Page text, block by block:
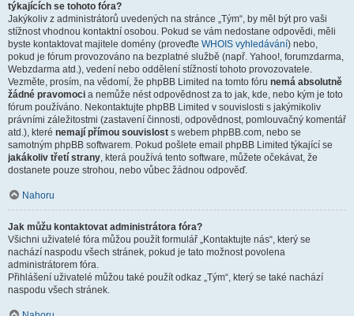
týkajících se tohoto fóra?
Jakýkoliv z administrátorů uvedených na stránce „Tým“, by měl být pro vaši
stížnost vhodnou kontaktní osobou. Pokud se vám nedostane odpovědi, měli
byste kontaktovat majitele domény (proveďte WHOIS vyhledávání) nebo,
pokud je fórum provozováno na bezplatné službě (např. Yahoo!, forumzdarma,
Webzdarma atd.), vedení nebo oddělení stížností tohoto provozovatele.
Vezměte, prosím, na vědomí, že phpBB Limited na tomto fóru nemá absolutně
žádné pravomoci a nemůže nést odpovědnost za to jak, kde, nebo kým je toto
fórum používáno. Nekontaktujte phpBB Limited v souvislosti s jakýmikoliv
právními záležitostmi (zastavení činnosti, odpovědnost, pomlouvačný komentář
atd.), které nemají přímou souvislost s webem phpBB.com, nebo se
samotným phpBB softwarem. Pokud pošlete email phpBB Limited týkající se
jakákoliv třetí strany, která používá tento software, můžete očekávat, že
dostanete pouze strohou, nebo vůbec žádnou odpověď.
Nahoru
Jak můžu kontaktovat administrátora fóra?
Všichni uživatelé fóra můžou použít formulář „Kontaktujte nás“, který se
nachází naspodu všech stránek, pokud je tato možnost povolena
administrátorem fóra.
Přihlášení uživatelé můžou také použít odkaz „Tým“, který se také nachází
naspodu všech stránek.